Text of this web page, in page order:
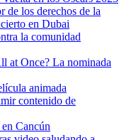
de los derechos de la
en Dubai
la comunidad
at Once? La nominada
animada
contenido de
Cancún